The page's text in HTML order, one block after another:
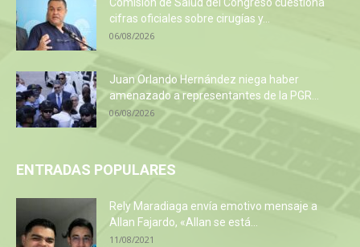
cifras oficiales sobre cirugías y...
06/08/2026
Juan Orlando Hernández niega haber
amenazado a representantes de la PGR...
06/08/2026
ENTRADAS POPULARES
Rely Maradiaga envía emotivo mensaje a
Allan Fajardo, «Allan se está...
11/08/2021